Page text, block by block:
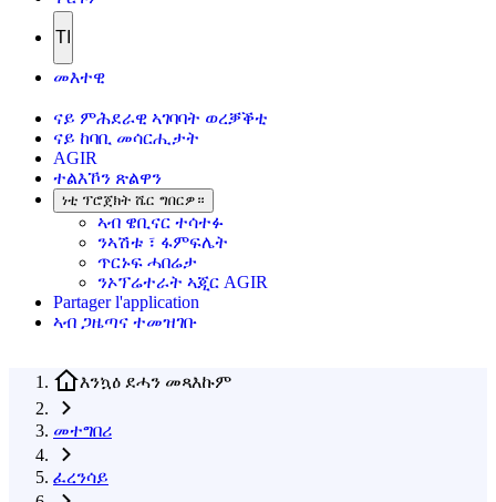
TI
መእተዊ
ናይ ምሕደራዊ ኣገባባት ወረቓቕቲ
ናይ ከባቢ መሳርሒታት
AGIR
ተልእኾን ጽልዋን
ነቲ ፕሮጀክት ሼር ግበርዎ።
ኣብ ዌቢናር ተሳተፉ
ንኣሽቱ ፣ ፋምፍሌት
ጥርኑፍ ሓበሬታ
ንኦፕሬተራት ኣጂር AGIR
Partager l'application
ኣብ ጋዜጣና ተመዝገቡ
እንኳዕ ደሓን መጻእኩም
መተግበሪ
ፈረንሳይ